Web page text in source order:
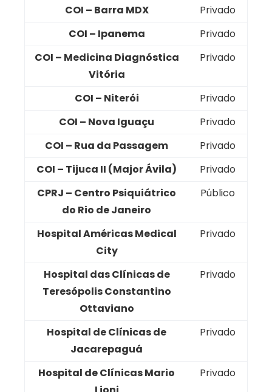
COI – Barra MDX
Privado
COI – Ipanema
Privado
COI – Medicina Diagnóstica
Vitória
Privado
COI – Niterói
Privado
COI – Nova Iguaçu
Privado
COI – Rua da Passagem
Privado
COI – Tijuca II (Major Ávila)
Privado
CPRJ – Centro Psiquiátrico
do Rio de Janeiro
Público
Hospital Américas Medical
City
Privado
Hospital das Clínicas de
Teresópolis Constantino
Ottaviano
Privado
Hospital de Clínicas de
Jacarepaguá
Privado
Hospital de Clínicas Mario
Privado